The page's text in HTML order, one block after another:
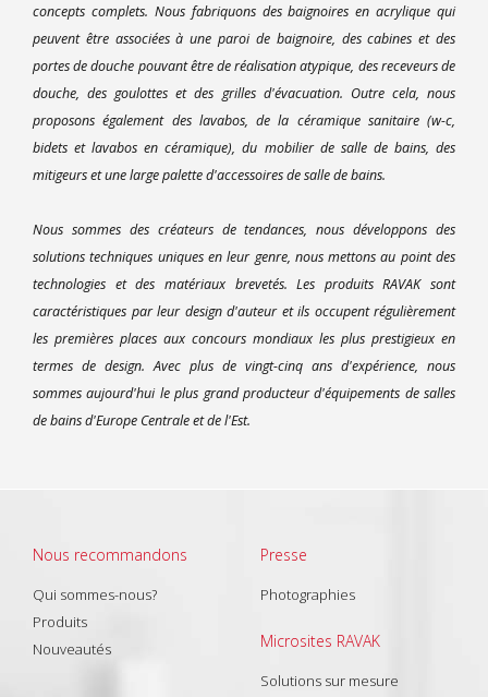
concepts complets. Nous fabriquons des baignoires en acrylique qui
peuvent être associées à une paroi de baignoire, des cabines et des
portes de douche pouvant être de réalisation atypique, des receveurs de
douche, des goulottes et des grilles d'évacuation. Outre cela, nous
proposons également des lavabos, de la céramique sanitaire (w-c,
bidets et lavabos en céramique), du mobilier de salle de bains, des
mitigeurs et une large palette d'accessoires de salle de bains.
Nous sommes des créateurs de tendances, nous développons des
solutions techniques uniques en leur genre, nous mettons au point des
technologies et des matériaux brevetés. Les produits RAVAK sont
caractéristiques par leur design d'auteur et ils occupent régulièrement
les premières places aux concours mondiaux les plus prestigieux en
termes de design. Avec plus de vingt-cinq ans d'expérience, nous
sommes aujourd'hui le plus grand producteur d'équipements de salles
de bains d'Europe Centrale et de l'Est.
Nous recommandons
Qui sommes-nous?
Produits
Nouveautés
Presse
Photographies
Microsites RAVAK
Solutions sur mesure